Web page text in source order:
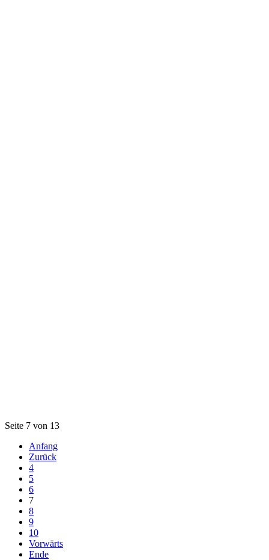
Seite 7 von 13
Anfang
Zurück
4
5
6
7
8
9
10
Vorwärts
Ende